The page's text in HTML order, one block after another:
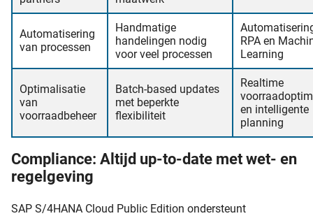
Automatisering
van processen
Handmatige
handelingen nodig
voor veel processen
RPA en
Learning
Optimalisatie
van
voorraadbeheer
Batch-based updates
met beperkte
flexibiliteit
Realtime
en intelligente
planning
Compliance: Altijd up-to-date met wet- en
regelgeving
SAP S/4HANA Cloud Public Edition ondersteunt